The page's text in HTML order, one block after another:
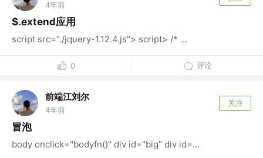
4年前
$.extend应用
script src="./jquery-1.12.4.js"> script> /* ...
0 评论
前端江刘尔
4年前
关注
冒泡
body onclick="bodyfn()" div id="big" div id=...